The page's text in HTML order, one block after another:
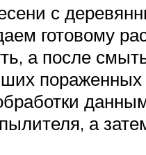
с
готовому
а после
пораженных
а